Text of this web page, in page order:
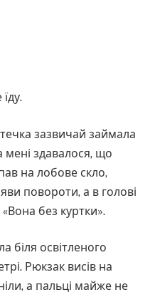
зазвичай займала
мені здавалося, що
на лобове скло,
повороти, а в голові
без куртки».
біля освітленого
Рюкзак висів на
а пальці майже не